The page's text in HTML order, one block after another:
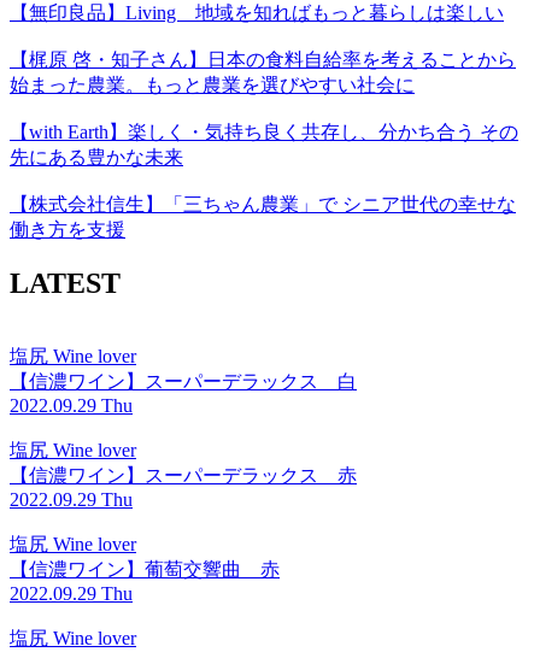
【無印良品】Living 地域を知ればもっと暮らしは楽しい
【梶原 啓・知子さん】日本の食料自給率を考えることから
始まった農業。もっと農業を選びやすい社会に
【with Earth】楽しく・気持ち良く共存し、分かち合う その
先にある豊かな未来
【株式会社信生】「三ちゃん農業」で シニア世代の幸せな
働き方を支援
LATEST
塩尻 Wine lover
【信濃ワイン】スーパーデラックス 白
2022.09.29 Thu
塩尻 Wine lover
【信濃ワイン】スーパーデラックス 赤
2022.09.29 Thu
塩尻 Wine lover
【信濃ワイン】葡萄交響曲 赤
2022.09.29 Thu
塩尻 Wine lover